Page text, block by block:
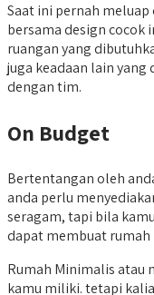
Saat ini pernah
bersama design cocok
ruangan yang
juga keadaan lain
dengan tim.
On Budget
Bertentangan oleh
anda perlu
seragam, tapi bila
dapat membuat rumah
Rumah Minimalis atau
kamu miliki. tetapi